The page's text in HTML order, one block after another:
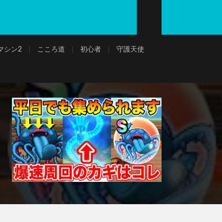
シン2 こころ道 初心者 守護天使